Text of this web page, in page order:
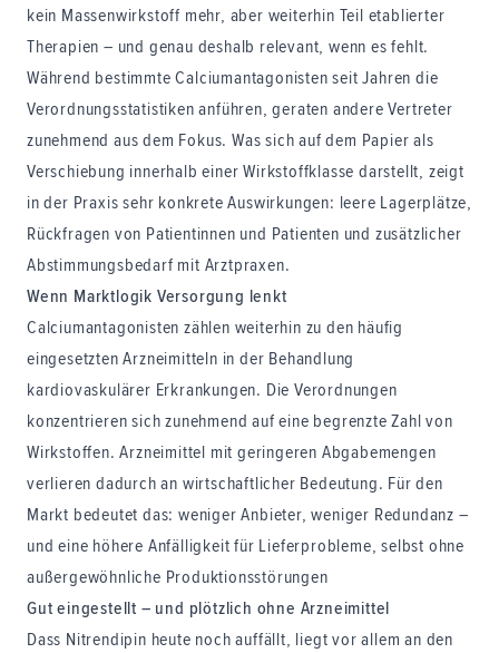
kein Massenwirkstoff mehr, aber weiterhin Teil etablierter
Therapien – und genau deshalb relevant, wenn es fehlt.
Während bestimmte Calciumantagonisten seit Jahren die
Verordnungsstatistiken anführen, geraten andere Vertreter
zunehmend aus dem Fokus. Was sich auf dem Papier als
Verschiebung innerhalb einer Wirkstoffklasse darstellt, zeigt
in der Praxis sehr konkrete Auswirkungen: leere Lagerplätze,
Rückfragen von Patientinnen und Patienten und zusätzlicher
Abstimmungsbedarf mit Arztpraxen.
Wenn Marktlogik Versorgung lenkt
Calciumantagonisten zählen weiterhin zu den häufig
eingesetzten Arzneimitteln in der Behandlung
kardiovaskulärer Erkrankungen. Die Verordnungen
konzentrieren sich zunehmend auf eine begrenzte Zahl von
Wirkstoffen. Arzneimittel mit geringeren Abgabemengen
verlieren dadurch an wirtschaftlicher Bedeutung. Für den
Markt bedeutet das: weniger Anbieter, weniger Redundanz –
und eine höhere Anfälligkeit für Lieferprobleme, selbst ohne
außergewöhnliche Produktionsstörungen
Gut eingestellt – und plötzlich ohne Arzneimittel
Dass Nitrendipin heute noch auffällt, liegt vor allem an den